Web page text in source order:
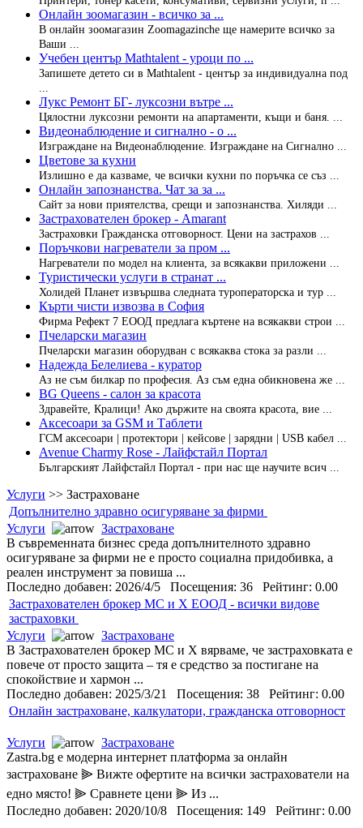
Онлайн зоомагазин - всичко за ...
В онлайн зоомагазин Zoomagazinche ще намерите всичко за
Ваши ...
Учебен център Mathtalent - уроци по ...
Запишете детето си в Mathtalent - център за индивидуална под
Лукс Ремонт БГ- луксозни вътре ...
Цялостни луксозни ремонти на апартаменти, къщи и баня. ...
Видеонаблюдение и сигнално - о ...
Изграждане на Видеонаблюдение. Изграждане на Сигнално ...
Цветове за кухни
Излишно е да казваме, че всички кухни по поръчка се съз ...
Онлайн запознанства. Чат за за ...
Сайт за нови приятелства, срещи и запознанства. Хиляди ...
Застрахователен брокер - Amarant
Застраховки Гражданска отговорност. Цени на застрахов ...
Поръчкови нагреватели за пром ...
Нагреватели по модел на клиента, за всякакви приложени ...
Туристически услуги в странат ...
Холидей Планет извършва следната туроператорска и тур ...
Кърти чисти извозва в София
Фирма Рефект 7 ЕООД предлага къртене на всякакви строи ...
Пчеларски магазин
Пчеларски магазин оборудван с всякаква стока за разли ...
Надежда Белелиева - куратор
Аз не съм билкар по професия. Аз съм една обикновена же ...
BG Queens - салон за красота
Здравейте, Кралици! Ако държите на своята красота, вие ...
Аксесоари за GSM и Таблети
ГСМ аксесоари | протектори | кейсове | зарядни | USB кабел ...
Avenue Charmy Rose - Лайфстайл Портал
Българският Лайфстайл Портал - при нас ще научите всич ...
Услуги >> Застраховане
Допълнително здравно осигуряване за фирми
Услуги
Застраховане
В съвременната бизнес среда допълнителното здравно
осигуряване за фирми не е просто социална придобивка, а
реален инструмент за повиша ...
Последно добавен: 2026/4/5 Посещения: 36 Рейтинг: 0.00
Застрахователен брокер МС и Х ЕООД - всички видове
застраховки
Услуги
Застраховане
В Застрахователен брокер МС и Х вярваме, че застраховката е
повече от просто защита – тя е средство за постигане на
спокойствие и хармон ...
Последно добавен: 2025/3/21 Посещения: 38 Рейтинг: 0.00
Онлайн застраховане, калкулатори, гражданска отговорност
Услуги
Застраховане
Zastra.bg е модерна интернет платформа за онлайн
застраховане ⫸ Вижте офертите на всички застрахователи на
едно място! ⫸ Сравнете цени ⫸ Из ...
Последно добавен: 2020/10/8 Посещения: 149 Рейтинг: 0.00